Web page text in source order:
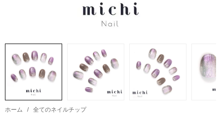
ホーム / 全てのネイルチップ